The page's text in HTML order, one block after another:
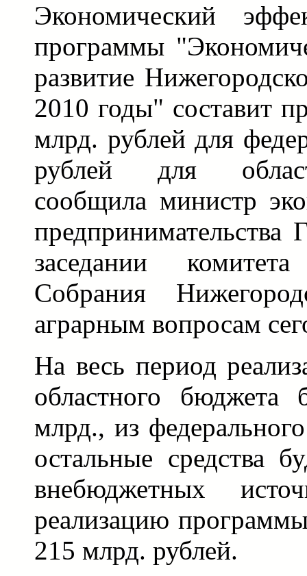
Экономический
программы
развитие
2010 годы" составит
млрд. рублей для
рублей для
сообщила министр
предпринимательства
заседании комитета
Собрания
аграрным вопросам
На весь период
областного бюджета
млрд., из
остальные средства
внебюджетных
реализацию
215 млрд. рублей.